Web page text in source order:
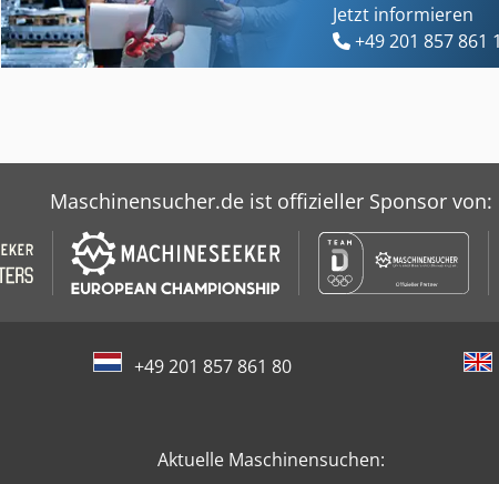
Jetzt informieren
+49 201 857 861
Maschinensucher.de ist offizieller Sponsor von:
+49 201 857 861 80
Aktuelle Maschinensuchen: